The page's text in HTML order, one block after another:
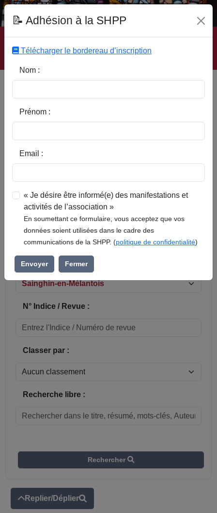
Accueil | Site SHPP | Auteurs | Editeurs | Rubriques |
Sous-Rubriques | Mots-Clefs | Contact
Réinitialiser
Sous-rubrique / Commune :
N° Indice / Revue :
Classer par :
Recherche libre :
Rechercher
Replier/Déplier
📝 Adhésion à la SHPP
Télécharger le bordereau d’inscription
Nom :
Prénom :
Email :
« Je désire être informé(e) des manifestations et
activités de l’association »
En soumettant ce formulaire, vous acceptez que vos
données soient utilisées dans le cadre des
communications de la SHPP. (politique de confidentialité)
Envoyer Fermer